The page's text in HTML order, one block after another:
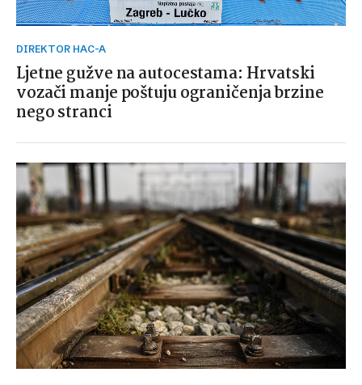
DIREKTOR HAC-A
Ljetne gužve na autocestama: Hrvatski
vozači manje poštuju ograničenja brzine
nego stranci